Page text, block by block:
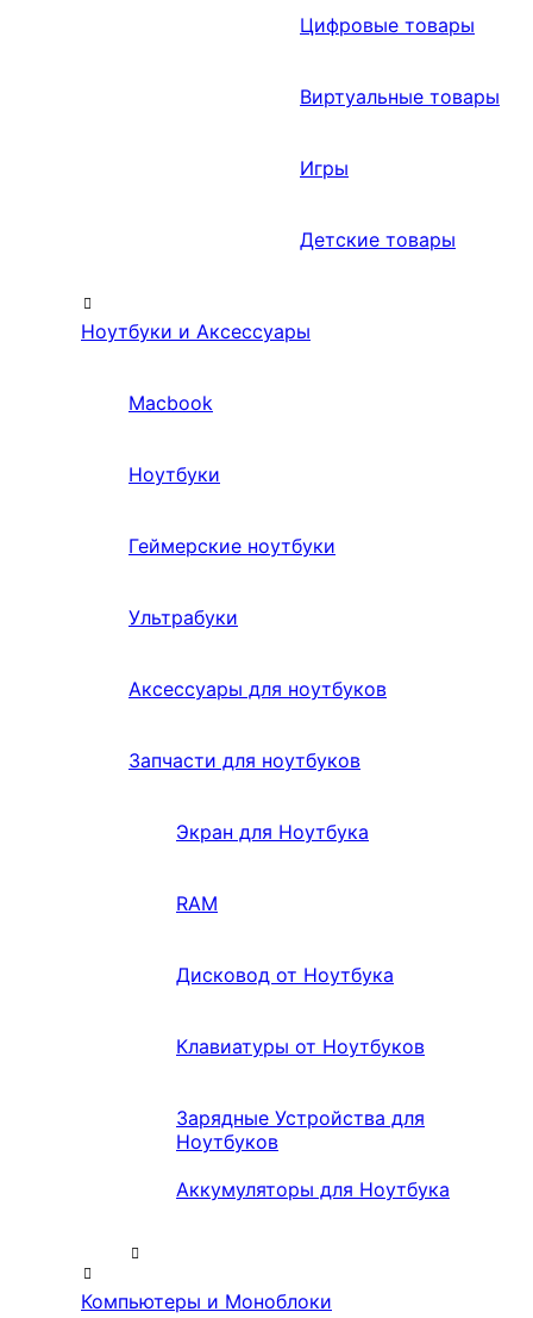
Цифровые товары
Виртуальные товары
Игры
Детские товары
Ноутбуки и Аксессуары
Macbook
Ноутбуки
Геймерские ноутбуки
Ультрабуки
Аксессуары для ноутбуков
Запчасти для ноутбуков
Экран для Ноутбука
RAM
Дисковод от Ноутбука
Клавиатуры от Ноутбуков
Зарядные Устройства для
Ноутбуков
Аккумуляторы для Ноутбука
Компьютеры и Моноблоки